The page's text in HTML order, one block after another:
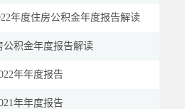
年度住房公积金年度报告解读
公积金年度报告解读
年年度报告
年年度报告